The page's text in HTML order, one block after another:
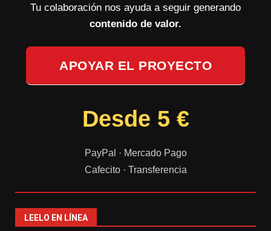
Tu colaboración nos ayuda a seguir generando
contenido de valor.
APOYAR EL PROYECTO
Desde 5 €
PayPal · Mercado Pago
Cafecito · Transferencia
LEELO EN LÍNEA